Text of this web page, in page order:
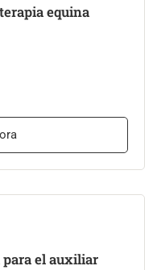
equina
para el auxiliar